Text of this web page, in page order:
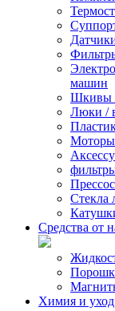
машин
Шкивы
Люки /
Моторы
Стекла
Средства от
Химия и уход